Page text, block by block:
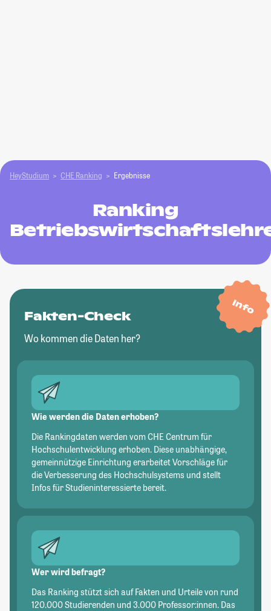
HeyStudium CHE Ranking Ergebnisse
Ranking
Info
Fakten-Check
Wo kommen die Daten her?
Wie werden die Daten erhoben?
Die Rankingdaten werden vom CHE Centrum für
Hochschulentwicklung erhoben. Diese unabhängige,
gemeinnützige Einrichtung erarbeitet Vorschläge für
die Verbesserung des Hochschulsystems und stellt
Infos für Studieninteressierte bereit.
Wer wird befragt?
Das Ranking stützt sich auf Fakten und Urteile von rund
120.000 Studierenden und 3.000 Professor:innen. Das